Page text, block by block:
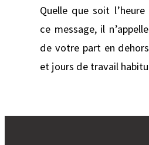
Quelle que soit
ce message, il
de votre part en
et jours de travail